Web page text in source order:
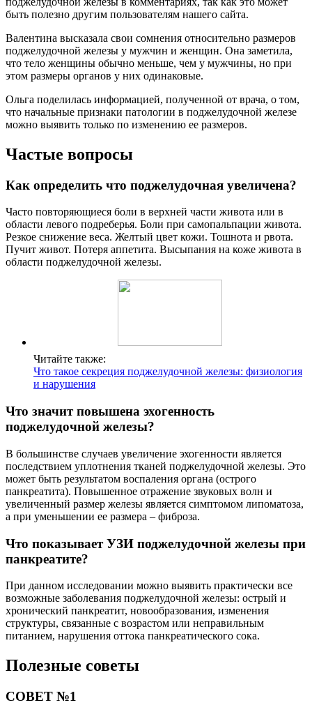
быть полезно другим пользователям нашего сайта.
Валентина высказала свои сомнения относительно размеров
поджелудочной железы у мужчин и женщин. Она заметила,
что тело женщины обычно меньше, чем у мужчины, но при
этом размеры органов у них одинаковые.
Ольга поделилась информацией, полученной от врача, о том,
что начальные признаки патологии в поджелудочной железе
можно выявить только по изменению ее размеров.
Частые вопросы
Как определить что поджелудочная увеличена?
Часто повторяющиеся боли в верхней части живота или в
области левого подреберья. Боли при самопальпации живота.
Резкое снижение веса. Желтый цвет кожи. Тошнота и рвота.
Пучит живот. Потеря аппетита. Высыпания на коже живота в
области поджелудочной железы.
Читайте также:
Что такое секреция поджелудочной железы: физиология
и нарушения
Что значит повышена эхогенность
поджелудочной железы?
В большинстве случаев увеличение эхогенности является
последствием уплотнения тканей поджелудочной железы. Это
может быть результатом воспаления органа (острого
панкреатита). Повышенное отражение звуковых волн и
увеличенный размер железы является симптомом липоматоза,
а при уменьшении ее размера – фиброза.
Что показывает УЗИ поджелудочной железы при
панкреатите?
При данном исследовании можно выявить практически все
возможные заболевания поджелудочной железы: острый и
хронический панкреатит, новообразования, изменения
структуры, связанные с возрастом или неправильным
питанием, нарушения оттока панкреатического сока.
Полезные советы
СОВЕТ №1